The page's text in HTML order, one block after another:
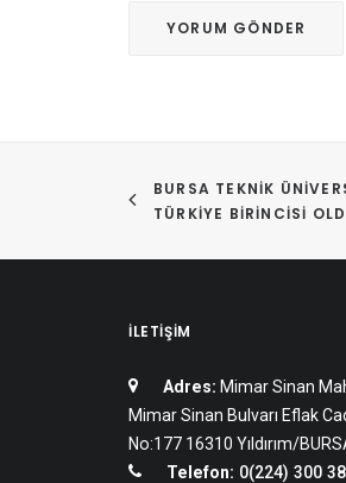
BURSA TEKNIK
TÜRKIYE BIRINCISI
İLETIŞIM
Adres: Mimar Sinan
Mimar Sinan Bulvarı Eflak
No:177 16310 Yıldırım/
Telefon: 0(224) 300